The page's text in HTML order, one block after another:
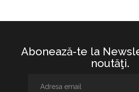
Abonează-te la
noutăţi.